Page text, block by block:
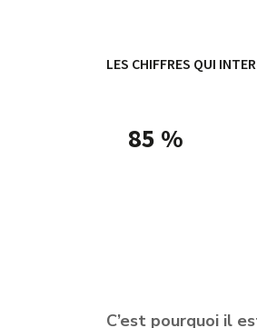
LES CHIFFRES QUI
85 %
C’est pourquoi il